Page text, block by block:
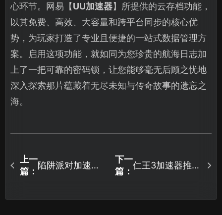
心环节。网易【UU加速器】所提供的云存档功能，
以其免费、高效、大容量和跨平台同步的核心优
势，为玩家打造了专业且便捷的一站式数据管理方
案。启用这项功能，就如同为您珍贵的航海日志加
上了一把可靠的密码锁，让您能够毫无后顾之忧地
深入探索那片蕴藏着无尽未知与传奇故事的遗忘之
海。
上一
篇：
陷阱派对加速器
忧！
下一
篇：
仁王3加速器推
顿！